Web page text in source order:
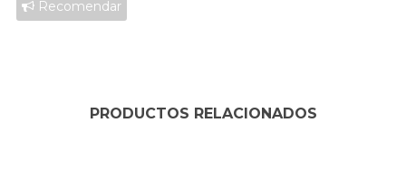
Recomendar
PRODUCTOS RELACIONADOS